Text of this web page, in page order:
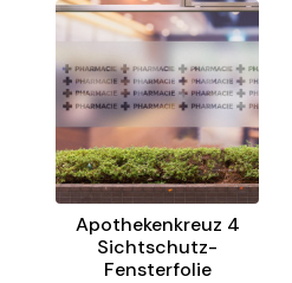
Apothekenkreuz 4
Sichtschutz-
Fensterfolie